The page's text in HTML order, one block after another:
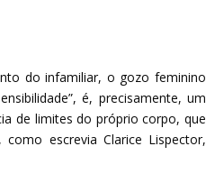
do infamiliar, o gozo feminino
é, precisamente, um
de limites do próprio corpo, que
, como escrevia Clarice Lispector,